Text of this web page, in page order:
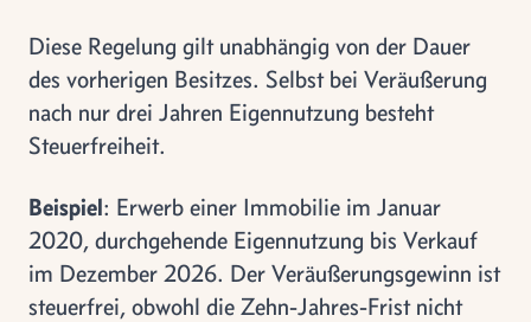
Diese Regelung gilt unabhängig von der Dauer
des vorherigen Besitzes. Selbst bei Veräußerung
nach nur drei Jahren Eigennutzung besteht
Steuerfreiheit.
Beispiel: Erwerb einer Immobilie im Januar
2020, durchgehende Eigennutzung bis Verkauf
im Dezember 2026. Der Veräußerungsgewinn ist
steuerfrei, obwohl die Zehn-Jahres-Frist nicht